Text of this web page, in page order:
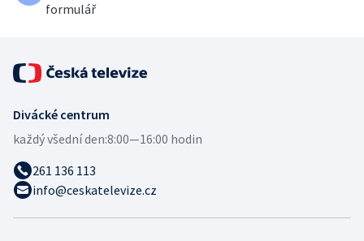
formulář
Divácké centrum
každý všední den:8:00—16:00 hodin
261 136 113
info@ceskatelevize.cz